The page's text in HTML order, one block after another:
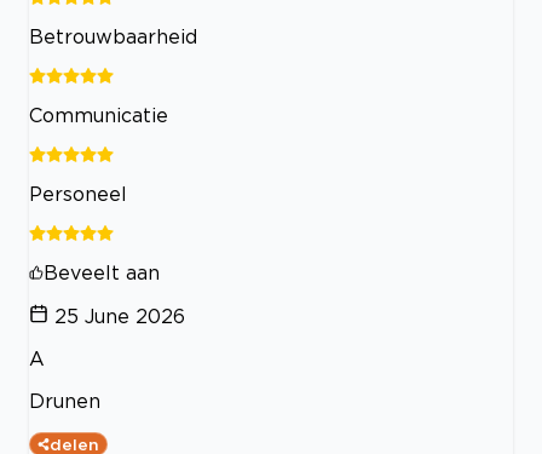
Betrouwbaarheid
Communicatie
Personeel
Beveelt aan
25 June 2026
A
Drunen
delen